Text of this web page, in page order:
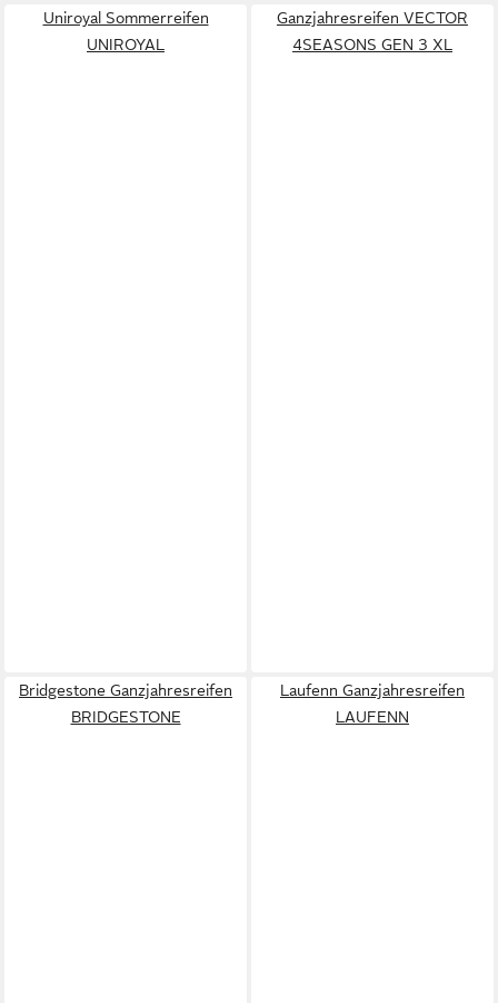
Uniroyal Sommerreifen
UNIROYAL
Ganzjahresreifen VECTOR
4SEASONS GEN 3 XL
Bridgestone Ganzjahresreifen
BRIDGESTONE
Laufenn Ganzjahresreifen
LAUFENN